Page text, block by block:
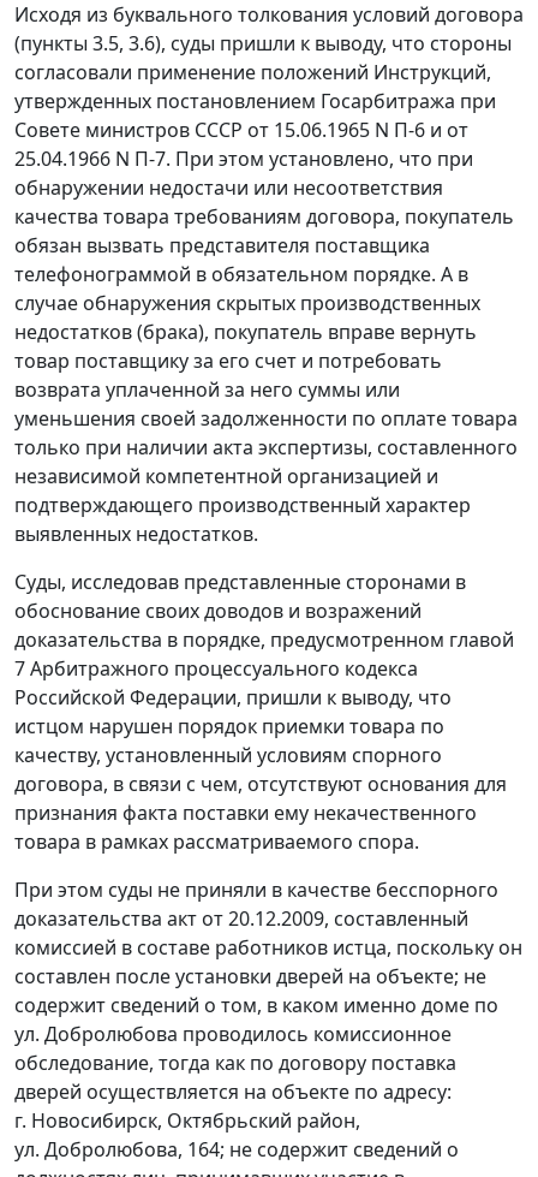
Исходя из буквального толкования условий договора
(пункты 3.5, 3.6), суды пришли к выводу, что стороны
согласовали применение положений Инструкций,
утвержденных постановлением Госарбитража при
Совете министров СССР от 15.06.1965 N П-6 и от
25.04.1966 N П-7. При этом установлено, что при
обнаружении недостачи или несоответствия
качества товара требованиям договора, покупатель
обязан вызвать представителя поставщика
телефонограммой в обязательном порядке. А в
случае обнаружения скрытых производственных
недостатков (брака), покупатель вправе вернуть
товар поставщику за его счет и потребовать
возврата уплаченной за него суммы или
уменьшения своей задолженности по оплате товара
только при наличии акта экспертизы, составленного
независимой компетентной организацией и
подтверждающего производственный характер
выявленных недостатков.
Суды, исследовав представленные сторонами в
обоснование своих доводов и возражений
доказательства в порядке, предусмотренном главой
7Арбитражного процессуального кодекса
Российской Федерации, пришли к выводу, что
истцом нарушен порядок приемки товара по
качеству, установленный условиям спорного
договора, в связи с чем, отсутствуют основания для
признания факта поставки ему некачественного
товара в рамках рассматриваемого спора.
При этом суды не приняли в качестве бесспорного
доказательства акт от 20.12.2009, составленный
комиссией в составе работников истца, поскольку он
составлен после установки дверей на объекте; не
содержит сведений о том, в каком именно доме по
ул. Добролюбова проводилось комиссионное
обследование, тогда как по договору поставка
дверей осуществляется на объекте по адресу:
г. Новосибирск, Октябрьский район,
ул. Добролюбова, 164; не содержит сведений о